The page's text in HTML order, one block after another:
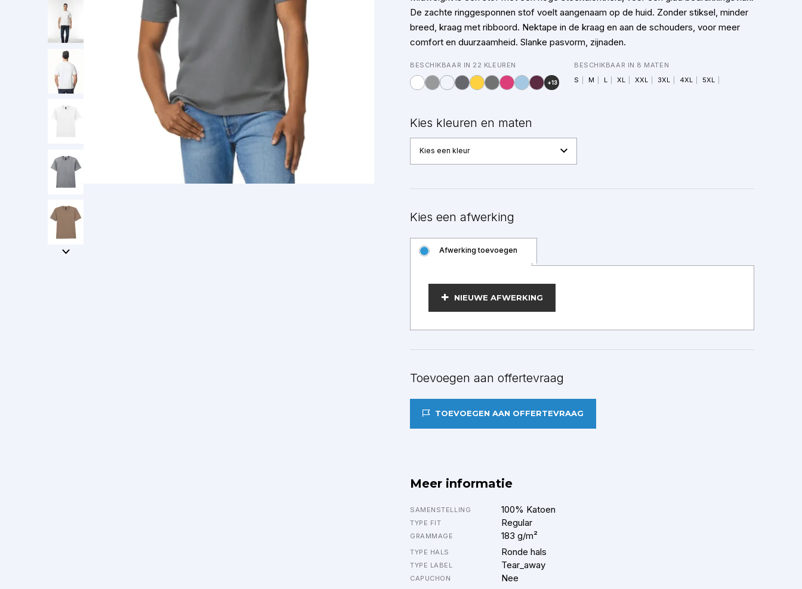
De zachte ringgesponnen stof voelt aangenaam op de huid. Zonder stiksel, minder
breed, kraag met ribboord. Nektape in de kraag en aan de schouders, voor meer
comfort en duurzaamheid. Slanke pasvorm, zijnaden.
BESCHIKBAAR IN 22 KLEUREN
+13
BESCHIKBAAR IN 8 MATEN
S
M L XL XXL 3XL 4XL 5XL
Kies kleuren en maten
Kies een kleur
Kies een afwerking
Afwerking toevoegen
NIEUWE AFWERKING
BEWERKEN
Toevoegen aan offertevraag
TOEVOEGEN AAN OFFERTEVRAAG
Meer informatie
SAMENSTELLING 100% Katoen
TYPE FIT Regular
GRAMMAGE 183 g/m²
TYPE HALS Ronde hals
TYPE LABEL Tear_away
CAPUCHON Nee